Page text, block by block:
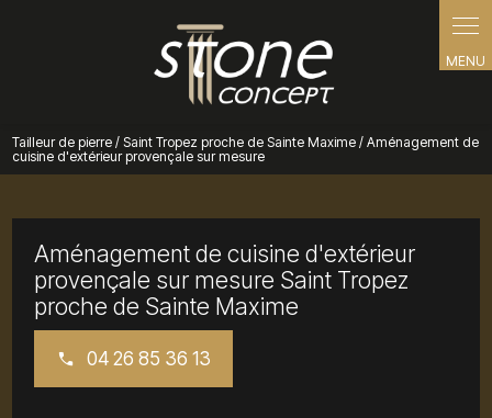
Tailleur de pierre / Saint Tropez proche de Sainte Maxime / Aménagement de
cuisine d'extérieur provençale sur mesure
Aménagement de cuisine d'extérieur
provençale sur mesure Saint Tropez
proche de Sainte Maxime
04 26 85 36 13